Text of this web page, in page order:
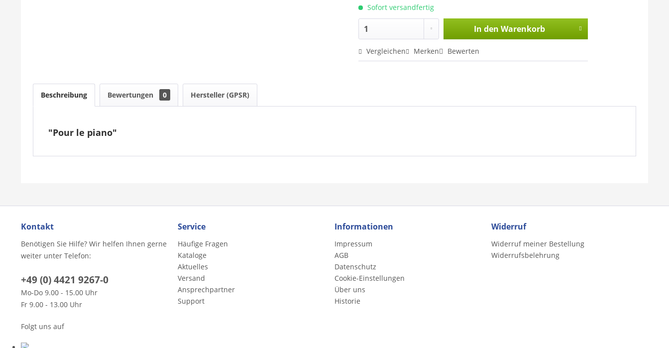
Sofort versandfertig
In den Warenkorb
Vergleichen Merken Bewerten
Beschreibung Bewertungen 0 Hersteller (GPSR)
"Pour le piano"
Kontakt
Benötigen Sie Hilfe? Wir helfen Ihnen gerne
weiter unter Telefon:
+49 (0) 4421 9267-0
Mo-Do 9.00 - 15.00 Uhr
Fr 9.00 - 13.00 Uhr
Folgt uns auf
Service
Häufige Fragen
Kataloge
Aktuelles
Versand
Ansprechpartner
Support
Informationen
Impressum
AGB
Datenschutz
Cookie-Einstellungen
Über uns
Historie
Widerruf
Widerruf meiner Bestellung
Widerrufsbelehrung